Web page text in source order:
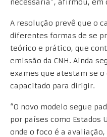
necessária”, afirmou, em
A resolução prevê que o
diferentes formas de se
teórico e prático, que
emissão da CNH. Ainda
exames que atestam se
capacitado para dirigir.
“O novo modelo segue
por países como Estados
onde o foco é a